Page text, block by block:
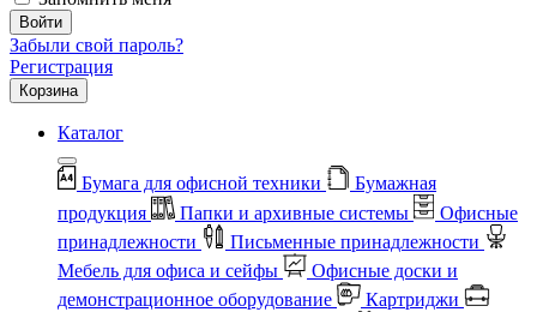
Войти
Забыли свой пароль?
Регистрация
Корзина
Каталог
Бумага для офисной техники
Бумажная
продукция
Папки и архивные системы
Офисные
принадлежности
Письменные принадлежности
Мебель для офиса и сейфы
Офисные доски и
демонстрационное оборудование
Картриджи